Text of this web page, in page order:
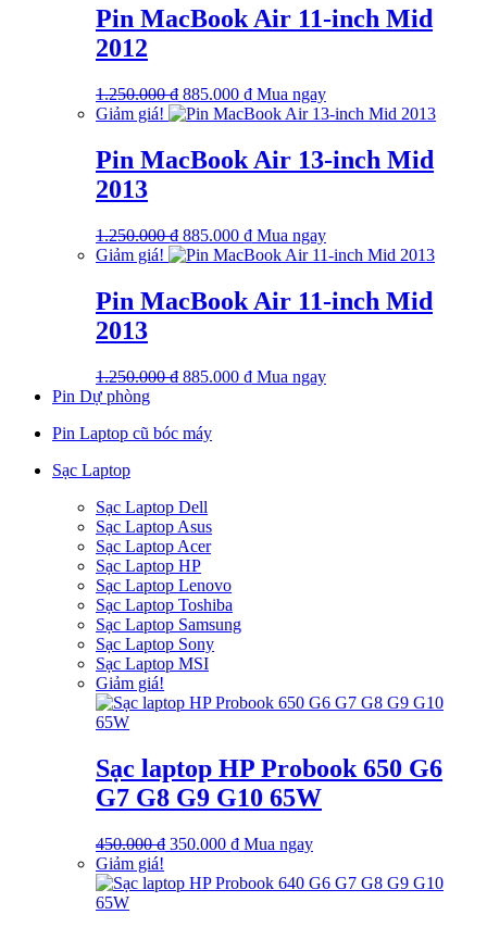
1.250.000 ₫.
là:
885.000 ₫.
Pin MacBook Air 11-inch Mid
2012
1.250.000₫ Giá
gốc
1.250.000 ₫.
885.000 ₫Giá
hiện
là:
885.000 ₫.
Mua ngay
Giảm giá!
Pin MacBook Air 13-inch Mid
2013
1.250.000₫ Giá
gốc
1.250.000 ₫.
885.000 ₫Giá
hiện
là:
885.000 ₫.
Mua ngay
Giảm giá!
Pin MacBook Air 11-inch Mid
2013
1.250.000₫ Giá
1.250.000 ₫.
885.000 ₫Giá
Mua ngay
Pin Dự phòng
Pin Laptop cũ bóc máy
Sạc Laptop
Sạc Laptop Dell
Sạc Laptop Asus
Sạc Laptop Acer
Sạc Laptop HP
Sạc Laptop Lenovo
Sạc Laptop Toshiba
Sạc Laptop Samsung
Sạc Laptop Sony
Sạc Laptop MSI
Giảm giá!
Sạc laptop HP Probook 650 G6
G7 G8 G9 G10 65W
450.000₫ Giá
là:
350.000 ₫Giá
tại
Mua ngay
Giảm giá!